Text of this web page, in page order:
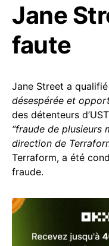
Jane
faute
Jane Street a
désespérée et
des détenteurs
“fraude de plusieurs
direction de
Terraform, a été
fraude.